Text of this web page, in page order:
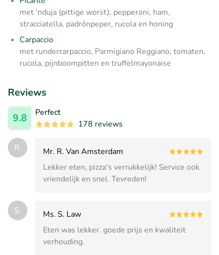
met ‘nduja (pittige worst), pepperoni, ham,
stracciatella, padrónpeper, rucola en honing
Carpaccio
met rundercarpaccio, Parmigiano Reggiano, tomaten,
rucola, pijnboompitten en truffelmayonaise
Reviews
9.8
Perfect
178 reviews
R.
Mr. R. Van Amsterdam
Lekker eten, pizza's verrukkelijk! Service ook
vriendelijk en snel. Tevreden!
S.
Ms. S. Law
Eten was lekker. goede prijs en kwaliteit
verhouding.